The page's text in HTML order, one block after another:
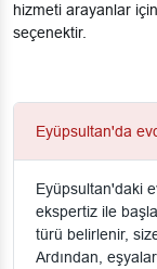
hizmeti arayanlar
seçenektir.
Eyüpsultan'da
Eyüpsultan'daki
ekspertiz ile
türü belirlenir,
Ardından,